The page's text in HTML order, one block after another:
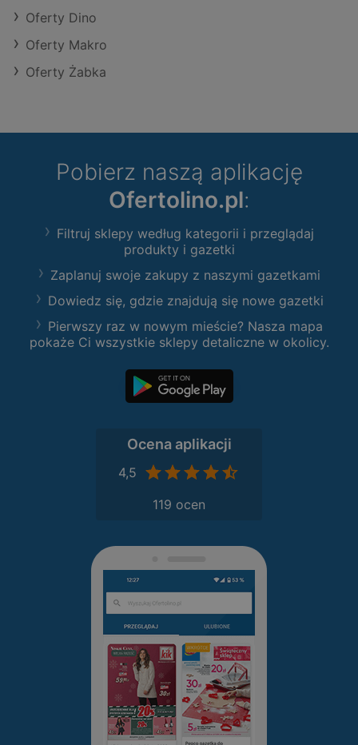
Oferty Dino
Oferty Makro
Oferty Żabka
Pobierz naszą aplikację
Ofertolino.pl:
Filtruj sklepy według kategorii i przeglądaj
produkty i gazetki
Zaplanuj swoje zakupy z naszymi gazetkami
Dowiedz się, gdzie znajdują się nowe gazetki
Pierwszy raz w nowym mieście? Nasza mapa
pokaże Ci wszystkie sklepy detaliczne w okolicy.
Ocena aplikacji
4,5
119 ocen